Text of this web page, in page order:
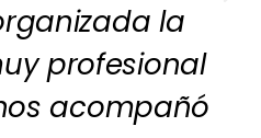
la
profesional
acompañó